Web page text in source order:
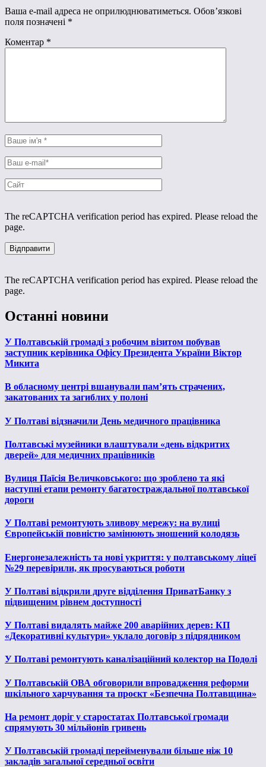
Ваша e-mail адреса не оприлюднюватиметься. Обов’язкові
поля позначені *
Коментар *
The reCAPTCHA verification period has expired. Please reload the
page.
The reCAPTCHA verification period has expired. Please reload the
page.
Останні новини
У Полтавській громаді з робочим візитом побував
заступник керівника Офісу Президента України Віктор
Микита
В обласному центрі вшанували пам’ять страчених,
закатованих та загиблих у полоні
У Полтаві відзначили День медичного працівника
Полтавські музейники влаштували «день відкритих
дверей» для медичних працівників
Вулиця Паїсія Величковського: що зроблено та які
наступні етапи ремонту багатостраждальної полтавської
дороги
У Полтаві ремонтують зливову мережу: на вулиці
Європейській повністю замінюють зношений колодязь
Енергонезалежність та нові укриття: у полтавському ліцеї
№29 перевірили, як просуваються роботи
У Полтаві відкрили друге відділення ПриватБанку з
підвищеним рівнем доступності
У Полтаві видалять майже 200 аварійних дерев: КП
«Декоративні культури» уклало договір з підрядником
У Полтаві ремонтують каналізаційний колектор на Подолі
У Полтавській ОВА обговорили впровадження реформи
шкільного харчування та проєкт «Безпечна Полтавщина»
На ремонт доріг у старостатах Полтавської громади
спрямують 30 мільйонів гривень
У Полтавській громаді перейменували більше ніж 10
закладів загальної середньої освіти